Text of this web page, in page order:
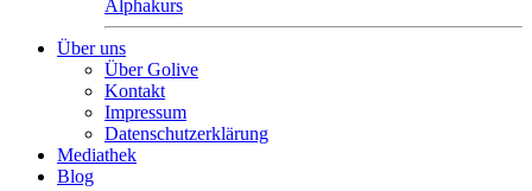
Alphakurs
Über uns
Über Golive
Kontakt
Impressum
Datenschutzerklärung
Mediathek
Blog